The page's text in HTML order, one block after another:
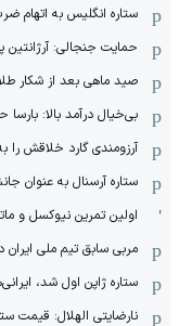
ستاره انگلیس به اتهام
حمایت جنجالی: آرژانتین
صید ماهی بعد از شکار
بی‌خیال درآمد بالا:
آرزومندی گارد خلاقش را
ستاره آرسنال به عنوان
اولین تمرین نیوکسل و
مربی سابق تیم ملی
ستاره ژاپن اول شد،
نارضایتی الهلال: قیمت